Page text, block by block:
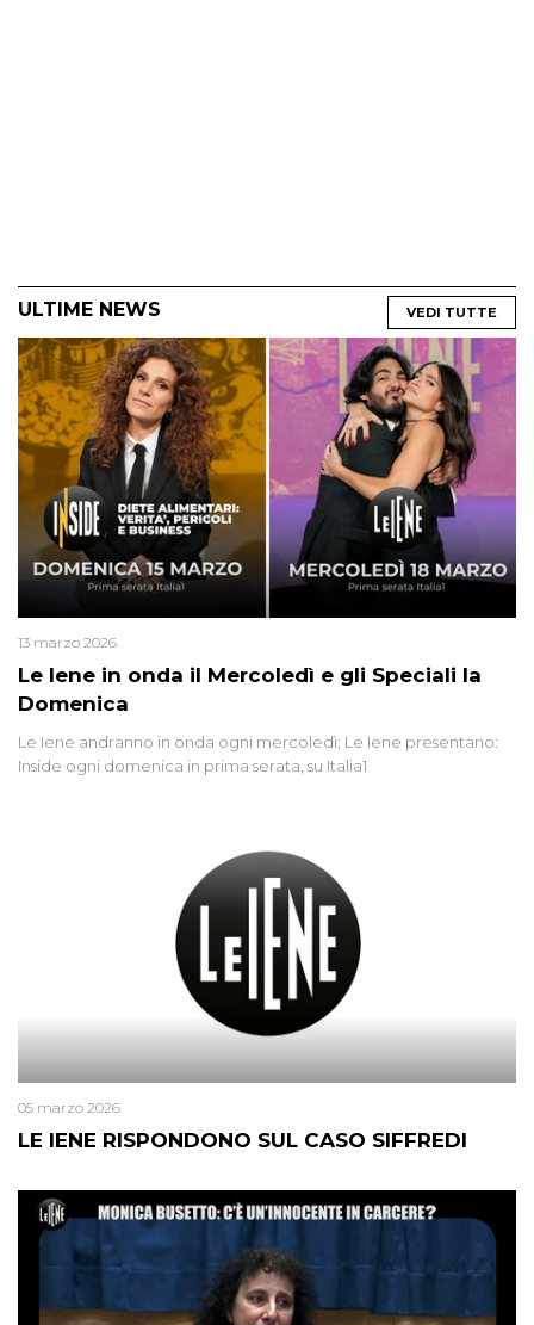
ULTIME NEWS VEDI TUTTE
Le Iene in onda il Mercoledì e gli Speciali la
Domenica
13 marzo 2026
Le Iene andranno in onda ogni mercoledì; Le Iene presentano:
Inside ogni domenica in prima serata, su Italia1
LE IENE RISPONDONO SUL CASO SIFFREDI
05 marzo 2026